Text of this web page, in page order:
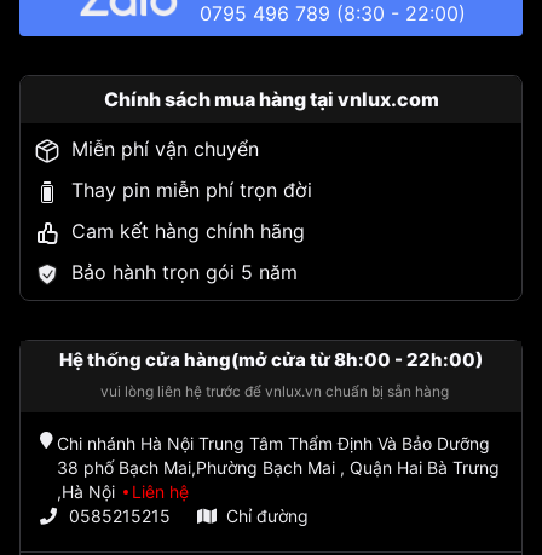
0795 496 789 (8:30 - 22:00)
Chính sách mua hàng tại vnlux.com
Miễn phí vận chuyển
Thay pin miễn phí trọn đời
Cam kết hàng chính hãng
Bảo hành trọn gói 5 năm
Hệ thống cửa hàng(mở cửa từ 8h:00 - 22h:00)
vui lòng liên hệ trước để vnlux.vn chuẩn bị sẵn hàng
Chi nhánh Hà Nội Trung Tâm Thẩm Định Và Bảo Dưỡng
38 phố Bạch Mai,Phường Bạch Mai , Quận Hai Bà Trưng
,Hà Nội
Liên hệ
0585215215
Chỉ đường